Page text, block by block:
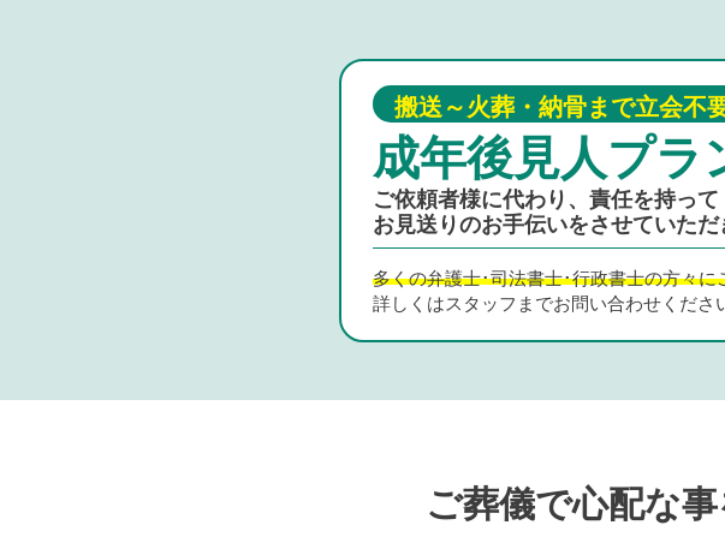
搬送～火葬・納骨まで立会不
成年後見人プラ
ご依頼者様に代わり、責任を持って
お見送りのお手伝いをさせていただ
多くの弁護士･司法書士･行政書士の方々
詳しくはスタッフまでお問い合わせくださ
ご葬儀で心配な事